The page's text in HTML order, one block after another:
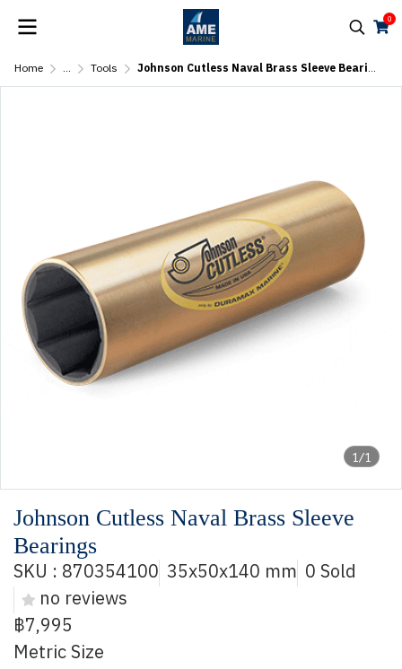
0
Home ... Tools Johnson Cutless Naval Brass Sleeve Bearings
1/1
Johnson Cutless Naval Brass Sleeve
Bearings
SKU : 870354100 35x50x140 mm 0 Sold
no reviews
฿7,995
Metric Size